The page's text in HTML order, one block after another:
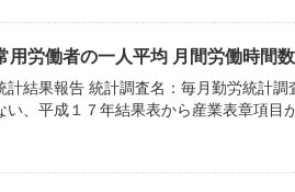
用労働者の一人平均 月間労働時間
計結果報告 統計調査名：毎月勤労統計
、平成１７年結果表から産業表章項目